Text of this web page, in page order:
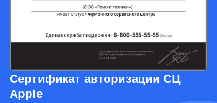
Сертификат авторизации СЦ
Apple